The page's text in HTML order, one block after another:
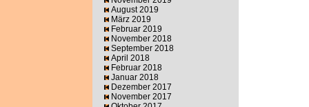
August 2019
März 2019
Februar 2019
November 2018
September 2018
April 2018
Februar 2018
Januar 2018
Dezember 2017
November 2017